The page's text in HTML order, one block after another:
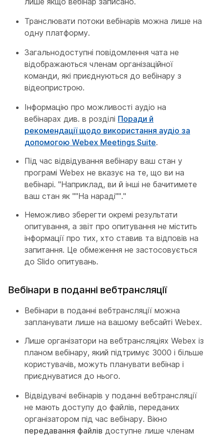
Транслювати потоки вебінарів можна лише на
одну платформу.
Загальнодоступні повідомлення чата не
відображаються членам організаційної
команди, які приєднуються до вебінару з
відеопристрою.
Інформацію про можливості аудіо на
вебінарах див. в розділі Поради й
рекомендації щодо використання аудіо за
допомогою Webex Meetings Suite.
Під час відвідування вебінару ваш стан у
програмі Webex не вказує на те, що ви на
вебінарі. "Наприклад, ви й інші не бачитимете
ваш стан як ""На нараді""."
Неможливо зберегти окремі результати
опитування, а звіт про опитування не містить
інформації про тих, хто ставив та відповів на
запитання. Це обмеження не застосовується
до Slido опитувань.
Вебінари в поданні вебтрансляції
Вебінари в поданні вебтрансляції можна
запланувати лише на вашому вебсайті Webex.
Лише організатори на вебтрансляціях Webex із
планом вебінару, який підтримує 3000 і більше
користувачів, можуть планувати вебінар і
приєднуватися до нього.
Відвідувачі вебінарів у поданні вебтрансляції
не мають доступу до файлів, переданих
організатором під час вебінару. Вікно
передавання файлів доступне лише членам